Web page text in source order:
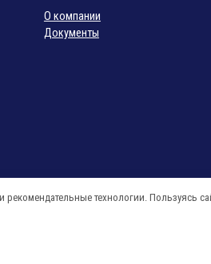
Lemi
О компании
Документы
технологии. Пользуясь